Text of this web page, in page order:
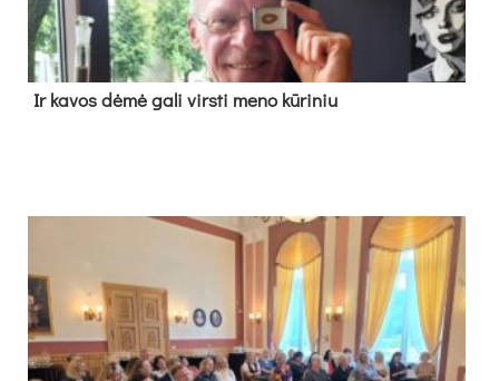
Ir ka­vos dė­mė ga­li virs­ti me­no kū­ri­niu